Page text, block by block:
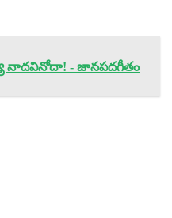
నాదవినోదా! - జానపదగీతం